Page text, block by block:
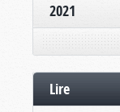
2021
Lire